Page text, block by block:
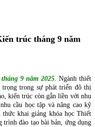
trúc tháng 9 năm
9 năm 2025. Ngành thiết
trọng trong sự phát triển đô thị
kiến trúc còn gắn liền với nhu
cầu học tập và nâng cao kỹ
khai giảng khóa học Thiết
trình đào tạo bài bản, ứng dụng